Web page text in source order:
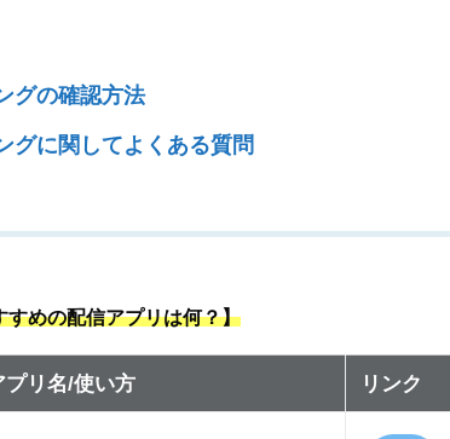
グの確認方法
グに関してよくある質問
めの配信アプリは何？】
プリ名/使い方 リンク